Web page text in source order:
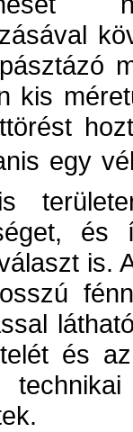
kis
egy
és
is.
és